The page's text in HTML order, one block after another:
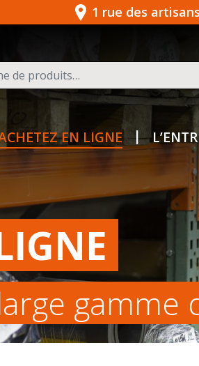
1 rue des
:
EN LIGNE
gamme